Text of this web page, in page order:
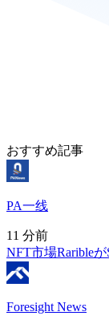
おすすめ記事
PA一线
11 分前
NFT市場Rarible
Foresight News